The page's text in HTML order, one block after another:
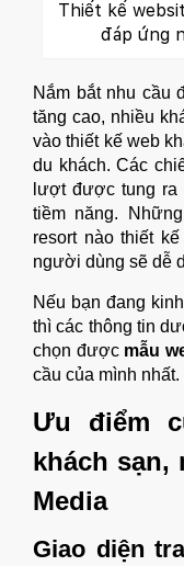
Thiết kế
đáp ứng
Nắm bắt nhu cầu
tăng cao, nhiều
vào thiết kế web
du khách. Các
lượt được tung ra
tiềm năng.
resort nào thiết
người dùng sẽ dễ
Nếu bạn đang
thì các thông tin
chọn được mẫu
cầu của mình nhất.
Ưu điểm
khách sạn,
Media
Giao diện